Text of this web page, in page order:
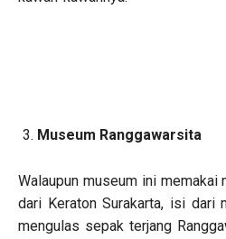
Museum Ranggawarsita
Walaupun museum ini memakai
dari Keraton Surakarta, isi dari
mengulas sepak terjang